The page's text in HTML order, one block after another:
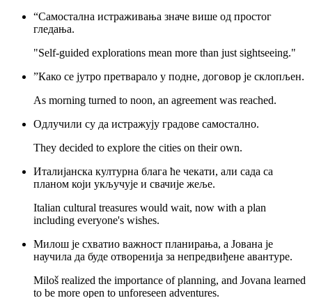
“Самостална истраживања значе више од простог
гледања.
"Self-guided explorations mean more than just sightseeing."
”Како се јутро претварало у подне, договор је склопљен.
As morning turned to noon, an agreement was reached.
Одлучили су да истражују градове самостално.
They decided to explore the cities on their own.
Италијанска културна блага ће чекати, али сада са
планом који укључује и свачије жеље.
Italian cultural treasures would wait, now with a plan
including everyone's wishes.
Милош је схватио важност планирања, а Јована је
научила да буде отворенија за непредвиђене авантуре.
Miloš realized the importance of planning, and Jovana learned
to be more open to unforeseen adventures.